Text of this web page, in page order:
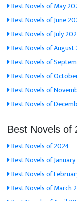
Best Novels of May
Best Novels of June
Best Novels of July
Best Novels of August
Best Novels of
Best Novels of
Best Novels of
Best Novels of
Best Novels of
Best Novels of 2024
Best Novels of
Best Novels of
Best Novels of March